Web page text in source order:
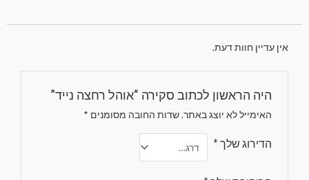
אין עדיין חוות דעת.
היה הראשון לכתוב סקירה “אוהל רחצה נייד”
האימייל לא יוצג באתר.שדות החובה מסומנים *
הדירוג שלך *